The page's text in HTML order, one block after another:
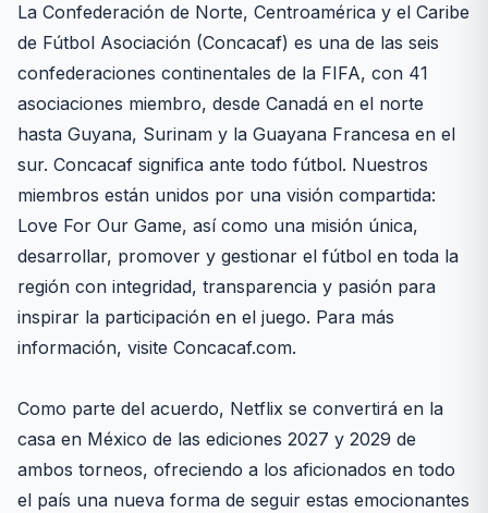
La Confederación de Norte, Centroamérica y el Caribe
de Fútbol Asociación (Concacaf) es una de las seis
confederaciones continentales de la FIFA, con 41
asociaciones miembro, desde Canadá en el norte
hasta Guyana, Surinam y la Guayana Francesa en el
sur. Concacaf significa ante todo fútbol. Nuestros
miembros están unidos por una visión compartida:
Love For Our Game, así como una misión única,
desarrollar, promover y gestionar el fútbol en toda la
región con integridad, transparencia y pasión para
inspirar la participación en el juego. Para más
información, visite Concacaf.com.
Como parte del acuerdo, Netflix se convertirá en la
casa en México de las ediciones 2027 y 2029 de
ambos torneos, ofreciendo a los aficionados en todo
el país una nueva forma de seguir estas emocionantes